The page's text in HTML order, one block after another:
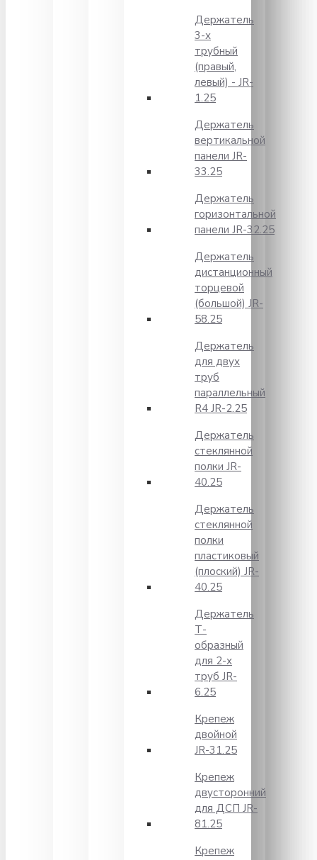
Держатель
3-х
трубный
(правый,
левый) - JR-
1.25
Держатель
вертикальной
панели JR-
33.25
Держатель
горизонтальной
панели JR-32.25
Держатель
дистанционный
торцевой
(большой) JR-
58.25
Держатель
для двух
труб
параллельный
R4 JR-2.25
Держатель
стеклянной
полки JR-
40.25
Держатель
стеклянной
полки
пластиковый
(плоский) JR-
40.25
Держатель
Т-
образный
для 2-х
труб JR-
6.25
Крепеж
двойной
JR-31.25
Крепеж
двусторонний
для ДСП JR-
81.25
Крепеж